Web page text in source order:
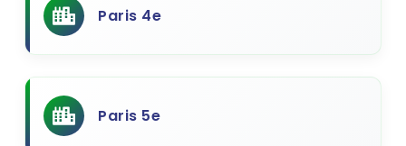
Paris 4e
Paris 5e